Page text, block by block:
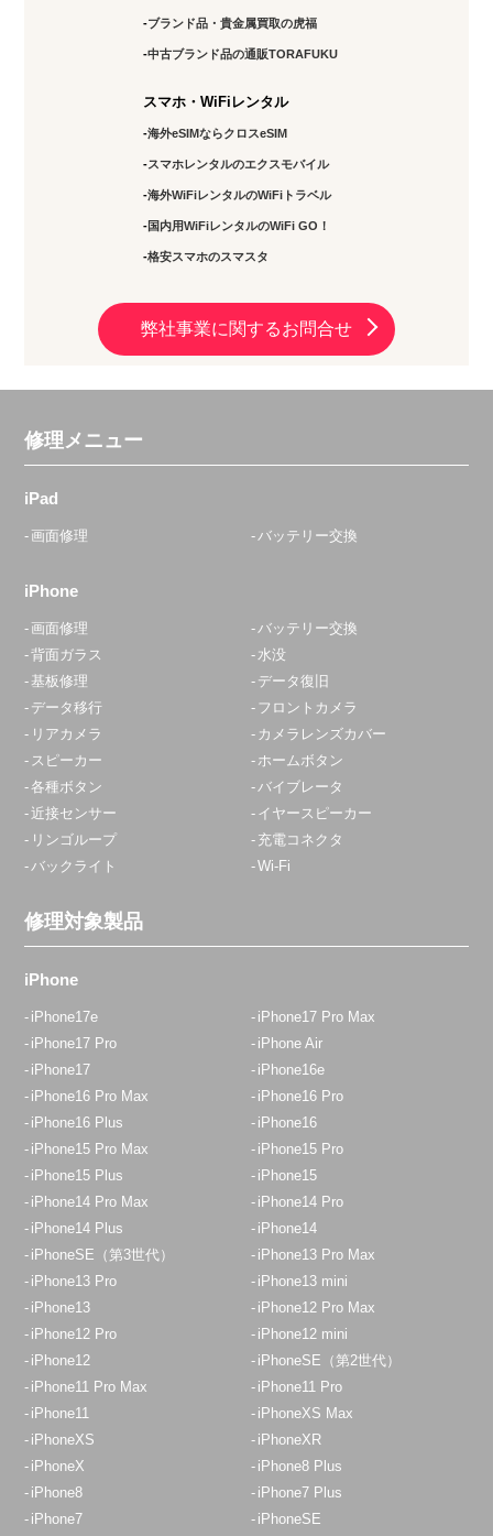
ブランド品・貴金属買取の虎福
中古ブランド品の通販TORAFUKU
スマホ・WiFiレンタル
海外eSIMならクロスeSIM
スマホレンタルのエクスモバイル
海外WiFiレンタルのWiFiトラベル
国内用WiFiレンタルのWiFi GO！
格安スマホのスマスタ
弊社事業に関するお問合せ
修理メニュー
iPad
画面修理 バッテリー交換
iPhone
画面修理
バッテリー交換
背面ガラス
水没
基板修理
データ復旧
データ移行
フロントカメラ
リアカメラ
カメラレンズカバー
スピーカー
ホームボタン
各種ボタン
バイブレータ
近接センサー
イヤースピーカー
リンゴループ
充電コネクタ
バックライト
Wi-Fi
修理対象製品
iPhone
iPhone17e
iPhone17 Pro Max
iPhone17 Pro
iPhone Air
iPhone17
iPhone16e
iPhone16 Pro Max
iPhone16 Pro
iPhone16 Plus
iPhone16
iPhone15 Pro Max
iPhone15 Pro
iPhone15 Plus
iPhone15
iPhone14 Pro Max
iPhone14 Pro
iPhone14 Plus
iPhone14
iPhoneSE（第3世代）
iPhone13 Pro Max
iPhone13 Pro
iPhone13 mini
iPhone13
iPhone12 Pro Max
iPhone12 Pro
iPhone12 mini
iPhone12
iPhoneSE（第2世代）
iPhone11 Pro Max
iPhone11 Pro
iPhone11
iPhoneXS Max
iPhoneXS
iPhoneXR
iPhoneX
iPhone8 Plus
iPhone8
iPhone7 Plus
iPhone7
iPhoneSE